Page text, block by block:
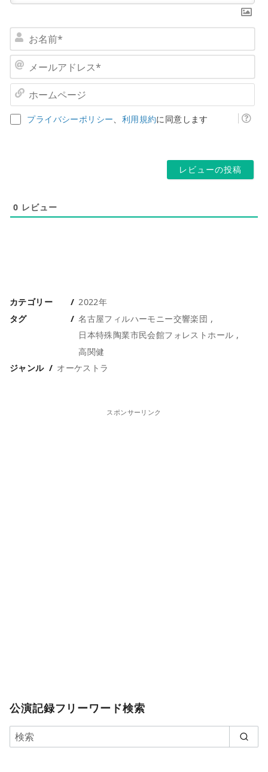
名
ア
ー
プライバシーポリシー、 利用規約に同意します
0 レビュー
カテゴリー
2022年
タグ
名古屋フィルハーモニー交響楽団
日本特殊陶業市民会館フォレストホール
高関健
ジャンル
オーケストラ
スポンサーリンク
公演記録フリーワード検索